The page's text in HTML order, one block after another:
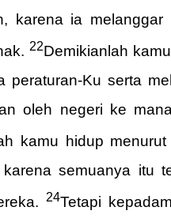
karena ia
22Demikianlah
peraturan-Ku serta
oleh negeri ke
kamu hidup
semuanya itu
24Tetapi